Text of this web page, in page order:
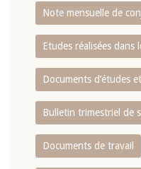
Note mensuelle de
Etudes réalisées dans
Documents d’études
Bulletin trimestriel de
Documents de travail